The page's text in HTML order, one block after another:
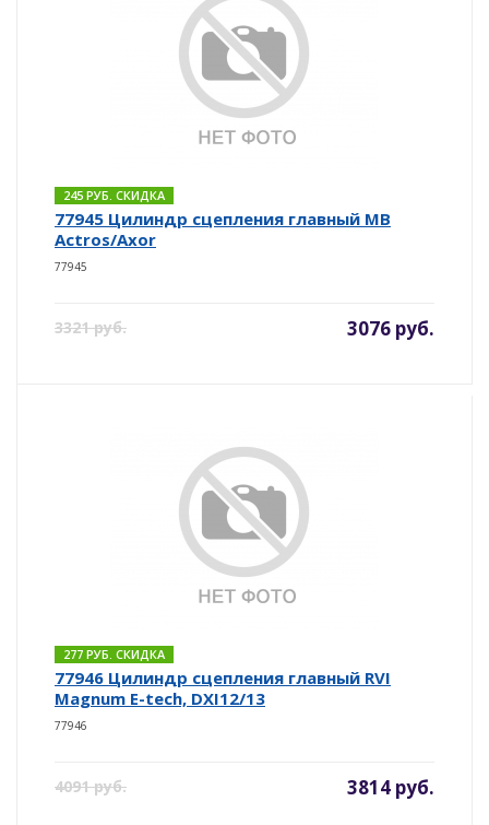
245 РУБ. СКИДКА
77945 Цилиндр сцепления главный MB
Actros/Axor
77945
3321 руб. 3076 руб.
277 РУБ. СКИДКА
77946 Цилиндр сцепления главный RVI
Magnum E-tech, DXI12/13
77946
4091 руб. 3814 руб.